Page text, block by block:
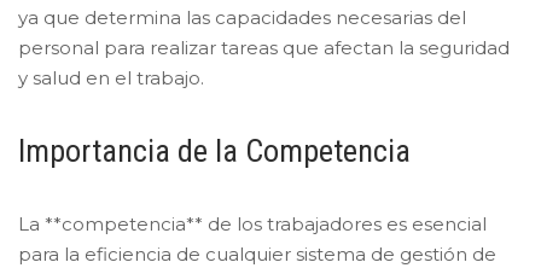
ya que determina las capacidades necesarias del
personal para realizar tareas que afectan la seguridad
y salud en el trabajo.
Importancia de la Competencia
La **competencia** de los trabajadores es esencial
para la eficiencia de cualquier sistema de gestión de